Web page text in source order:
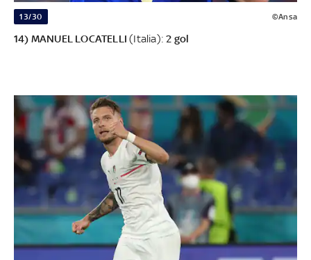
13/30 ©Ansa
14) MANUEL LOCATELLI(Italia):2 gol